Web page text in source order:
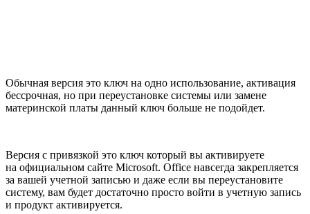
Обычная версия это ключ на одно использование, активация
бессрочная, но при переустановке системы или замене
материнской платы данный ключ больше не подойдет.
Версия с привязкой это ключ который вы активируете
на официальном сайте Microsoft. Office навсегда закрепляется
за вашей учетной записью и даже если вы переустановите
систему, вам будет достаточно просто войти в учетную запись
и продукт активируется.